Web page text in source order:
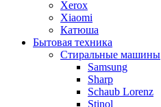
Xerox
Xiaomi
Катюша
Бытовая техника
Стиральные машины
Samsung
Sharp
Schaub Lorenz
Stinol